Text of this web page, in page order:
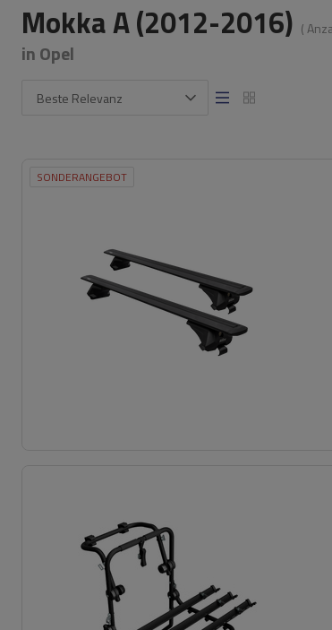
Mokka A (2012-2016) (
in Opel
Beste Relevanz
SONDERANGEBOT